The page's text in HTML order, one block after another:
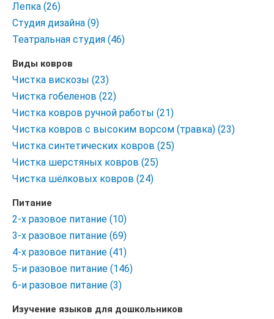
Лепка (26)
Студия дизайна (9)
Театральная студия (46)
Виды ковров
Чистка вискозы (23)
Чистка гобеленов (22)
Чистка ковров ручной работы (21)
Чистка ковров с высоким ворсом (травка) (23)
Чистка синтетических ковров (25)
Чистка шерстяных ковров (25)
Чистка шёлковых ковров (24)
Питание
2-х разовое питание (10)
3-х разовое питание (69)
4-х разовое питание (41)
5-и разовое питание (146)
6-и разовое питание (3)
Изучение языков для дошкольников